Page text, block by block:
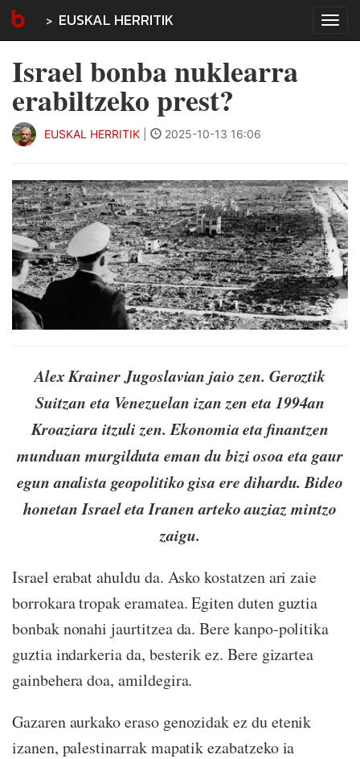
EUSKAL HERRITIK
Israel bonba nuklearra
erabiltzeko prest?
EUSKAL HERRITIK 2025-10-13 16:06
Alex Krainer Jugoslavian jaio zen. Geroztik
Suitzan eta Venezuelan izan zen eta 1994an
Kroaziara itzuli zen. Ekonomia eta finantzen
munduan murgilduta eman du bizi osoa eta gaur
egun analista geopolitiko gisa ere dihardu. Bideo
honetan Israel eta Iranen arteko auziaz mintzo
zaigu.
Israel erabat ahuldu da. Asko kostatzen ari zaie
borrokara tropak eramatea. Egiten duten guztia
bonbak nonahi jaurtitzea da. Bere kanpo-politika
guztia indarkeria da, besterik ez. Bere gizartea
gainbehera doa, amildegira.
Gazaren aurkako eraso genozidak ez du etenik
izanen, palestinarrak mapatik ezabatzeko ia